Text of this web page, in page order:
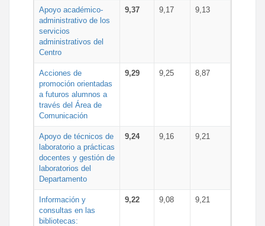
Apoyo académico-
administrativo de los
servicios
administrativos del
Centro
9,37 9,17 9,13
Acciones de
promoción orientadas
a futuros alumnos a
través del Área de
Comunicación
9,29 9,25 8,87
Apoyo de técnicos de
laboratorio a prácticas
docentes y gestión de
laboratorios del
Departamento
9,24 9,16 9,21
Información y
consultas en las
bibliotecas:
9,22 9,08 9,21